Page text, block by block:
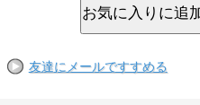
友達にメールですすめる